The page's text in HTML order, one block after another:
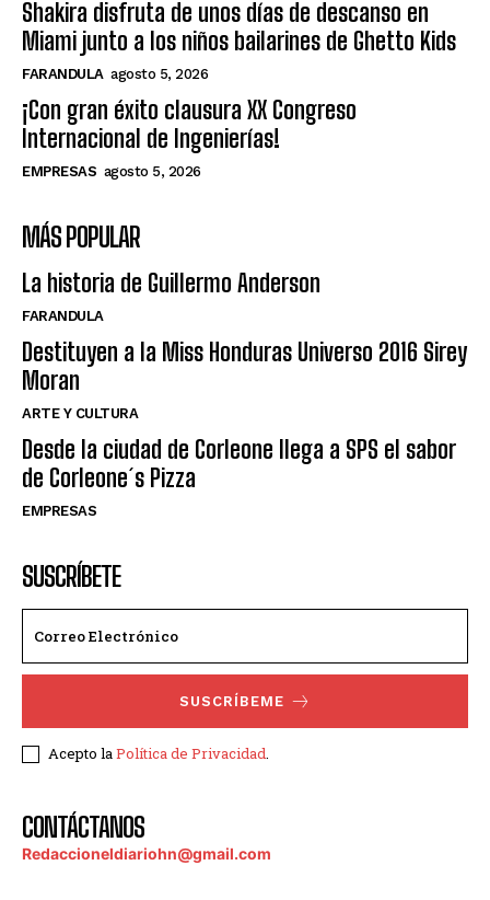
Shakira disfruta de unos días de descanso en
Miami junto a los niños bailarines de Ghetto Kids
FARANDULA agosto 5, 2026
¡Con gran éxito clausura XX Congreso
Internacional de Ingenierías!
EMPRESAS agosto 5, 2026
MÁS POPULAR
La historia de Guillermo Anderson
FARANDULA
Destituyen a la Miss Honduras Universo 2016 Sirey
Moran
ARTE Y CULTURA
Desde la ciudad de Corleone llega a SPS el sabor
de Corleone´s Pizza
EMPRESAS
SUSCRÍBETE
SUSCRÍBEME
Acepto laPolítica de Privacidad.
CONTÁCTANOS
Redaccioneldiariohn@gmail.com